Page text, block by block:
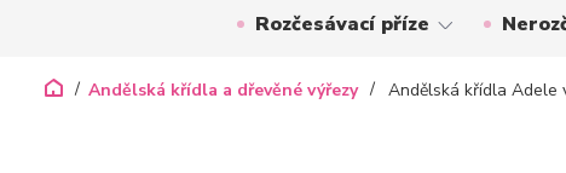
Rozčesávací příze
Andělská křídla a dřevěné výřezy Andělská křídla Adele